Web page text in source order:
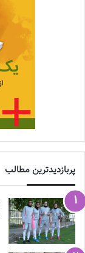
پربازدیدترین مطالب